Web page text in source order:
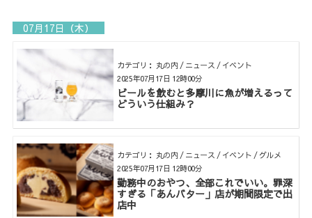
07月17日（木）
カテゴリ： 丸の内 / ニュース / イベント
ビールを飲むと多摩川に魚が増えるって
どういう仕組み？
2025年07月17日 12時00分
カテゴリ： 丸の内 / ニュース / イベント / グルメ
勤務中のおやつ、全部これでいい。罪深
すぎる「あんバター」店が期間限定で出
店中
2025年07月17日 12時00分